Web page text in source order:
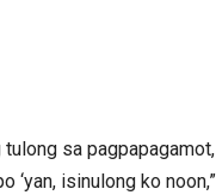
tulong sa
‘yan, isinulong ko